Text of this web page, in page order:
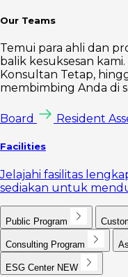
Our Teams
Temui para ahli dan
balik kesuksesan
Konsultan Tetap,
membimbing Anda di
Board Resident
Facilities
Jelajahi fasilitas
sediakan untuk
Public Program
Consulting Program
ESG Center NEW